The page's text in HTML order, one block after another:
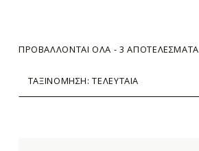
ΠΡΟΒΆΛΛΟΝΤΑΙ ΌΛΑ - 3 ΑΠΟΤΕΛΈΣΜΑΤΑ